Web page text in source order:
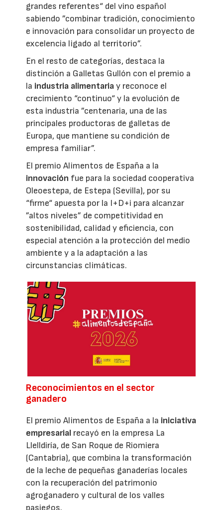
grandes referentes“ del vino español
sabiendo ”combinar tradición, conocimiento
e innovación para consolidar un proyecto de
excelencia ligado al territorio”.
En el resto de categorías, destaca la
distinción a Galletas Gullón con el premio a
la industria alimentariay reconoce el
crecimiento “continuo“ y la evolución de
esta industria ”centenaria, una de las
principales productoras de galletas de
Europa, que mantiene su condición de
empresa familiar”.
El premio Alimentos de España a la
innovación fue para la sociedad cooperativa
Oleoestepa, de Estepa (Sevilla), por su
“firme“ apuesta por la I+D+i para alcanzar
”altos niveles” de competitividad en
sostenibilidad, calidad y eficiencia, con
especial atención a la protección del medio
ambiente y a la adaptación a las
circunstancias climáticas.
Reconocimientos en el sector
ganadero
El premio Alimentos de España a la iniciativa
empresarial recayó en la empresa La
Llelldiría, de San Roque de Riomiera
(Cantabria), que combina la transformación
de la leche de pequeñas ganaderías locales
con la recuperación del patrimonio
agroganadero y cultural de los valles
pasiegos.